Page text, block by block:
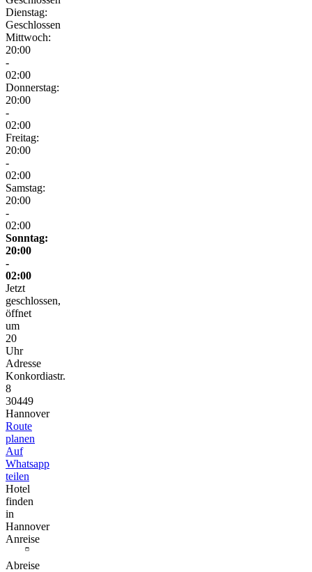
Dienstag:
Geschlossen
Mittwoch:
20:00
-
02:00
Donnerstag:
20:00
-
02:00
Freitag:
20:00
-
02:00
Samstag:
20:00
-
02:00
Sonntag:
20:00
-
02:00
Jetzt
geschlossen,
öffnet
um
20
Uhr
Adresse
Konkordiastr.
8
30449
Hannover
Route
planen
Auf
Whatsapp
teilen
Hotel
finden
in
Hannover
Anreise
Abreise